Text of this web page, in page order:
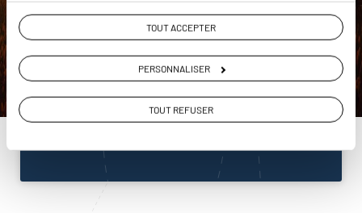
TOUT ACCEPTER
PERSONNALISER
TOUT REFUSER
ou
Unis
01 85 08 23 53